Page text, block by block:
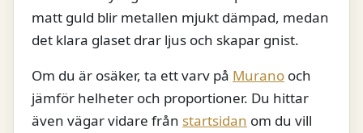
matt guld blir metallen mjukt dämpad, medan
det klara glaset drar ljus och skapar gnist.
Om du är osäker, ta ett varv på Murano och
jämför helheter och proportioner. Du hittar
även vägar vidare från startsidan om du vill